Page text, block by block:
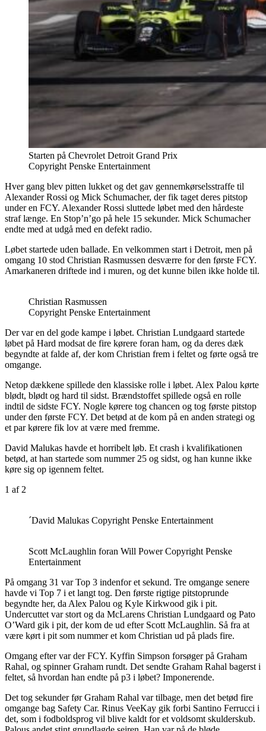
Starten på Chevrolet Detroit Grand Prix
Copyright Penske Entertainment
Hver gang blev pitten lukket og det gav gennemkørselsstraffe til
Alexander Rossi og Mick Schumacher, der fik taget deres pitstop
under en FCY. Alexander Rossi sluttede løbet med den hårdeste
straf længe. En Stop’n’go på hele 15 sekunder. Mick Schumacher
endte med at udgå med en defekt radio.
Løbet startede uden ballade. En velkommen start i Detroit, men på
omgang 10 stod Christian Rasmussen desværre for den første FCY.
Amarkaneren driftede ind i muren, og det kunne bilen ikke holde til.
Christian Rasmussen
Copyright Penske Entertainment
Der var en del gode kampe i løbet. Christian Lundgaard startede
løbet på Hard modsat de fire kørere foran ham, og da deres dæk
begyndte at falde af, der kom Christian frem i feltet og førte også tre
omgange.
Netop dækkene spillede den klassiske rolle i løbet. Alex Palou kørte
blødt, blødt og hard til sidst. Brændstoffet spillede også en rolle
indtil de sidste FCY. Nogle kørere tog chancen og tog første pitstop
under den første FCY. Det betød at de kom på en anden strategi og
et par kørere fik lov at være med fremme.
David Malukas havde et horribelt løb. Et crash i kvalifikationen
betød, at han startede som nummer 25 og sidst, og han kunne ikke
køre sig op igennem feltet.
1 af 2
´David Malukas Copyright Penske Entertainment
Scott McLaughlin foran Will Power Copyright Penske
Entertainment
På omgang 31 var Top 3 indenfor et sekund. Tre omgange senere
havde vi Top 7 i et langt tog. Den første rigtige pitstoprunde
begyndte her, da Alex Palou og Kyle Kirkwood gik i pit.
Undercuttet var stort og da McLarens Christian Lundgaard og Pato
O’Ward gik i pit, der kom de ud efter Scott McLaughlin. Så fra at
være kørt i pit som nummer et kom Christian ud på plads fire.
Omgang efter var der FCY. Kyffin Simpson forsøger på Graham
Rahal, og spinner Graham rundt. Det sendte Graham Rahal bagerst i
feltet, så hvordan han endte på p3 i løbet? Imponerende.
Det tog sekunder før Graham Rahal var tilbage, men det betød fire
omgange bag Safety Car. Rinus VeeKay gik forbi Santino Ferrucci i
det, som i fodboldsprog vil blive kaldt for et voldsomt skulderskub.